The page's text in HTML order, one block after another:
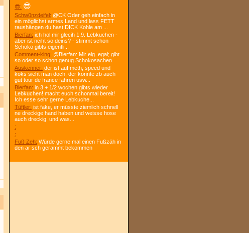
😎: 😎
Schw0nzdeifel: @CK Oder geh einfach in
ein möglichst armes Land und lass FETT
raushängen du hast DICK Kohle am ...
Bierfan: ich hol mir glecih 1.9. Lebkuchen -
aber ist nciht so deins? - stimmt schon
Schoko gibts eigentli...
Comment-king: @Bierfan: Mir eig. egal; gibt
so oder so schon genug Schokosachen.
Auskenner: der ist auf meth, speed und
koks sieht man doch, der könnte zb auch
gut tour de france fahren usw...
Bierfan: in 3 + 1/2 wochen gibts wieder
Lebkuchen! macht euch schonmal bereit!
Ich esse sehr gerne Lebkuche...
Tüftler: ist fake, er müsste ziemlich schnell
ne dreckige hand haben und weisse hose
auch dreckig. und was...
:
:
Fuß Zeh: Würde gerne mal einen Fußzäh in
den ar sch gerammt bekommen